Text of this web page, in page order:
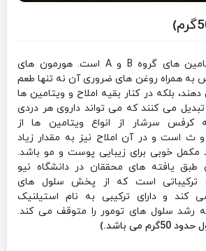
کرفس سرشار از ویتامین های گروه B و A است. هورمون های
به همراه روغن های ضروری آن نه تنها طعم
بلکه در کنار بقیه املاح و ویتامین ها
می کنند که می تواند داروی هر دردی
کرفس سرشار از انواع ویتامین ها از
ث است و در آن املاح نیز به مقدار زیاد
مکمل خوبی برای زیبایی پوست و مو باشد.
یافته های محققان در دانشگاه نیو
ترکیباتی است که از پخش سلول های
کند و دارای ترکیبی به نام استیلنیک
می باشد.)